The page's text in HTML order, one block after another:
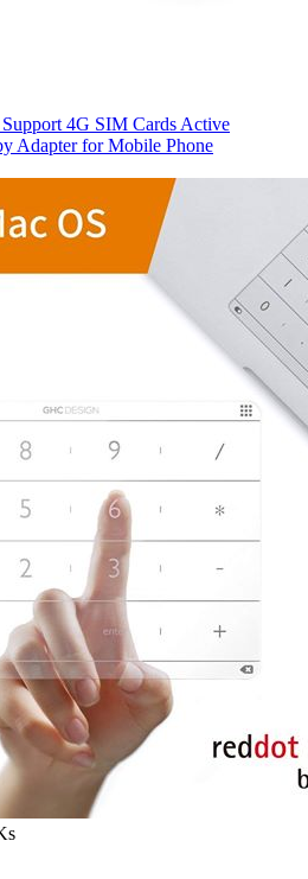
4G SIM Cards Active
Adapter for Mobile Phone